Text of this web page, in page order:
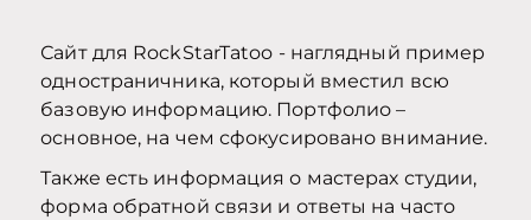
Сайт для RockStarTatoo - наглядный пример
одностраничника, который вместил всю
базовую информацию. Портфолио –
основное, на чем сфокусировано внимание.
Также есть информация о мастерах студии,
форма обратной связи и ответы на часто